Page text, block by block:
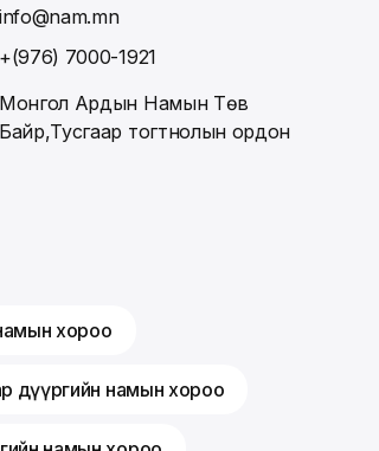
info@nam.mn
+(976) 7000-1921
Монгол Ардын Намын Төв
Байр,Тусгаар тогтнолын ордон
хороо
дүүргийн намын хороо